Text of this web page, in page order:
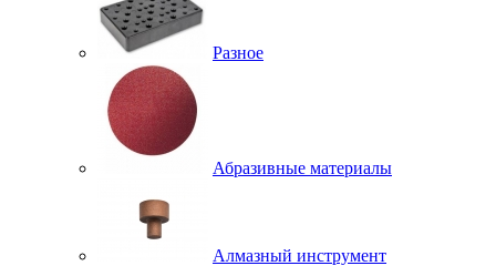
Разное
Абразивные материалы
Алмазный инструмент